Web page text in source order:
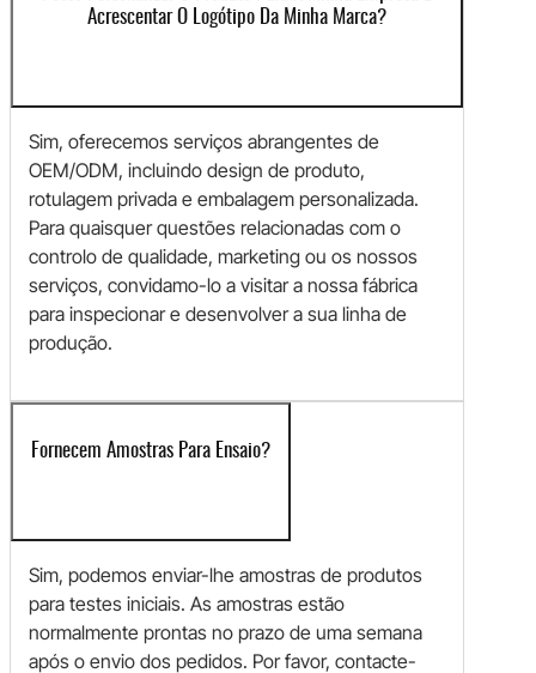
Acrescentar O Logótipo Da Minha Marca?
Sim, oferecemos serviços abrangentes de
OEM/ODM, incluindo design de produto,
rotulagem privada e embalagem personalizada.
Para quaisquer questões relacionadas com o
controlo de qualidade, marketing ou os nossos
serviços, convidamo-lo a visitar a nossa fábrica
para inspecionar e desenvolver a sua linha de
produção.
Fornecem Amostras Para Ensaio?
Sim, podemos enviar-lhe amostras de produtos
para testes iniciais. As amostras estão
normalmente prontas no prazo de uma semana
após o envio dos pedidos. Por favor, contacte-